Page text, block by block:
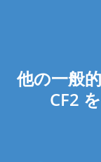
他の一般
CF2